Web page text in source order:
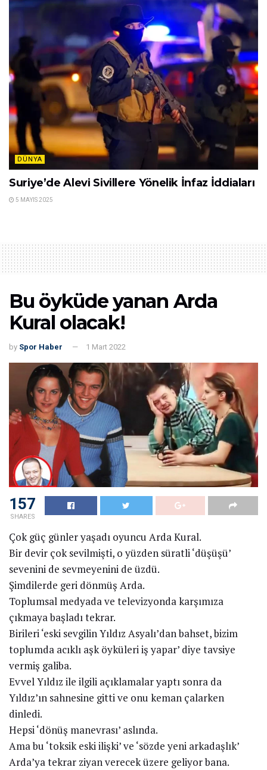
DÜNYA
Suriye’de Alevi Sivillere Yönelik İnfaz İddiaları
5 MAYIS 2025
Bu öyküde yanan Arda
Kural olacak!
by Spor Haber 1 Mart 2022
157
SHARES
Çok güç günler yaşadı oyuncu Arda Kural.
Bir devir çok sevilmişti, o yüzden süratli ‘düşüşü’
sevenini de sevmeyenini de üzdü.
Şimdilerde geri dönmüş Arda.
Toplumsal medyada ve televizyonda karşımıza
çıkmaya başladı tekrar.
Birileri ‘eski sevgilin Yıldız Asyalı’dan bahset, bizim
toplumda acıklı aşk öyküleri iş yapar’ diye tavsiye
vermiş galiba.
Evvel Yıldız ile ilgili açıklamalar yaptı sonra da
Yıldız’ın sahnesine gitti ve onu keman çalarken
dinledi.
Hepsi ‘dönüş manevrası’ aslında.
Ama bu ‘toksik eski ilişki’ ve ‘sözde yeni arkadaşlık’
Arda’ya tekrar ziyan verecek üzere geliyor bana.